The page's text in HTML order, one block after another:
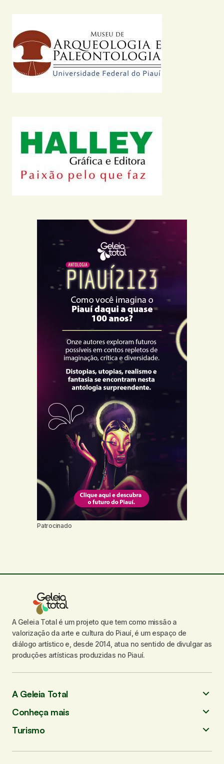
Patrocinado
A Geleia Total é um projeto que tem como missão a
valorização da arte e cultura do Piauí, é um espaço de
diálogo artístico e, desde 2014, atua no sentido de divulgar as
produções artísticas produzidas no Piauí.
A Geleia Total
Conheça mais
Turismo